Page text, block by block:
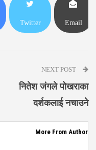
Twitter Email
NEXT POST
नितेश जंगले पोखराका
दर्शकलाई नचाउने
More From Author